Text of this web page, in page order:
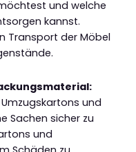
und welche
kannst.
Transport der Möbel
und
Sachen sicher zu
und